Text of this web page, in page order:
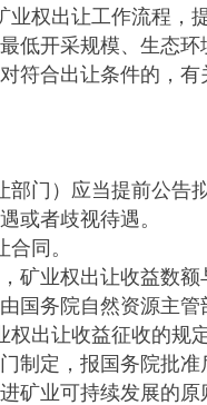
权出让工作流程，
开采规模、生态环
合出让条件的，有
门）应当提前公告
或者歧视待遇。
同。
业权出让收益数额
国务院自然资源主管
出让收益征收的规定
定，报国务院批准
矿业可持续发展的